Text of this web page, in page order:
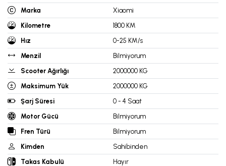
Marka
Xiaomi
Kilometre
1800 KM
Hız
0-25 KM/s
Menzil
Bilmiyorum
Scooter Ağırlığı
2000000 KG
Maksimum Yük
2000000 KG
Şarj Süresi
0 - 4 Saat
Motor Gücü
Bilmiyorum
Fren Türü
Bilmiyorum
Kimden
Sahibinden
Takas Kabulü
Hayır